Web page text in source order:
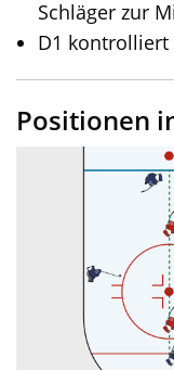
Schläger zur
D1 kontrolliert
Positionen